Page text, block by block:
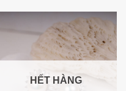
HẾT HÀNG